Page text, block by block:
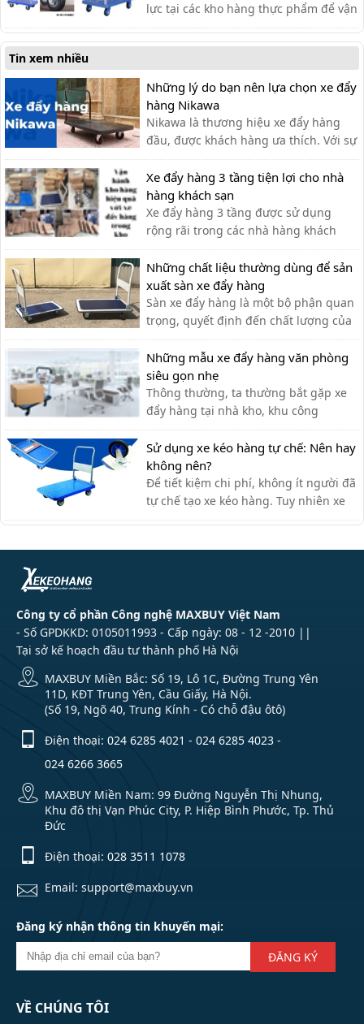
lực tại các kho hàng thực phẩm để vận
chuyển hàng hóa. Dưới đây là một số
dòng xe đẩy được ưa chuộng trên thị
Tin xem nhiều
Những lý do bạn nên lựa chọn xe đẩy
hàng Nikawa
Nikawa là thương hiệu xe đẩy hàng
đầu, được khách hàng ưa thích. Với sự
tiện lợi, bền đẹp, xe đẩy hàng Nikawa
chưa bao giờ khiến khách hàng thất
vọng.
Xe đẩy hàng 3 tầng tiện lợi cho nhà
hàng khách sạn
Xe đẩy hàng 3 tầng được sử dụng
rộng rãi trong các nhà hàng khách
sạn bởi sự tiện ích. Với thiết kế thanh
lịch, tính ứng dụng cao, các loại xe
đẩy hàng nhiều tầng là sự lựa chọn tối
ưu nhất cho các nhà hàng. Xe đẩy 3
tầng được ứng dụng như […]
Những chất liệu thường dùng để sản
xuất sàn xe đẩy hàng
Sàn xe đẩy hàng là một bộ phận quan
trọng, quyết định đến chất lượng của
xe đẩy. Lựa chọn chất liệu phù hợp
giúp bạn có được chiếc xe đẩy hàng
ưng ý.
Những mẫu xe đẩy hàng văn phòng
siêu gọn nhẹ
Thông thường, ta thường bắt gặp xe
đẩy hàng tại nhà kho, khu công
nghiệp, siêu thị,… với lượng hàng hóa
cần di chuyển lớn. Tuy nhiên, xe đẩy
hàng cũng có thể được sử dụng tạo
văn phòng cho nhiều công việc khác
nhau như: chở tài liệu, chở bình n...
Sử dụng xe kéo hàng tự chế: Nên hay
không nên?
Để tiết kiệm chi phí, không ít người đã
tự chế tạo xe kéo hàng. Tuy nhiên xe
kéo hàng tự chế có ưu nhược điểm gì,
Công ty cổ phần Công nghệ MAXBUY Việt Nam
- Số GPDKKD: 0105011993 - Cấp ngày: 08 - 12 -2010 ||
Tại sở kế hoạch đầu tư thành phố Hà Nội
MAXBUY Miền Bắc: Số 19, Lô 1C, Đường Trung Yên
11D, KĐT Trung Yên, Cầu Giấy, Hà Nội.
(Số 19, Ngõ 40, Trung Kính - Có chỗ đậu ôtô)
Điện thoại: 024 6285 4021 - 024 6285 4023 -
024 6266 3665
MAXBUY Miền Nam: 99 Đường Nguyễn Thị Nhung,
Khu đô thị Vạn Phúc City, P. Hiệp Bình Phước, Tp. Thủ
Đức
Điện thoại: 028 3511 1078
Email: support@maxbuy.vn
Đăng ký nhận thông tin khuyến mại:
ĐĂNG KÝ
VỀ CHÚNG TÔI